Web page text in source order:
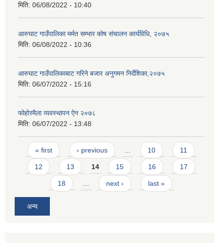
मिति: 06/08/2022 - 10:40
आरुघाट गाउँपालिका मर्मत सम्भार कोष संचालन कार्यविधि, २०७५
मिति: 06/08/2022 - 10:36
आरुघाट गाउँपालिकाबाट गरिने बजार अनुगमन निर्देशिका,२०७५
मिति: 06/07/2022 - 15:16
फोहोरमैला व्यवस्थापन ऐन २०७८
मिति: 06/07/2022 - 13:48
Pages
« first ‹ previous … 10 11
12 13 14 15 16 17
18 … next › last »
अन्य